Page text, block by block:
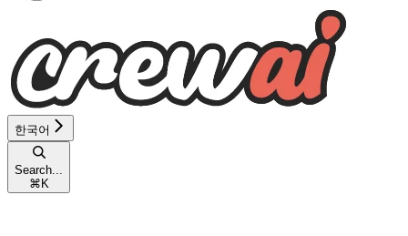
한국어
Search...
⌘ K